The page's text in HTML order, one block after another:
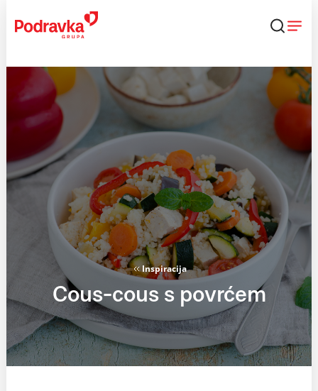
content
Inspiracija
Cous-cous s povrćem